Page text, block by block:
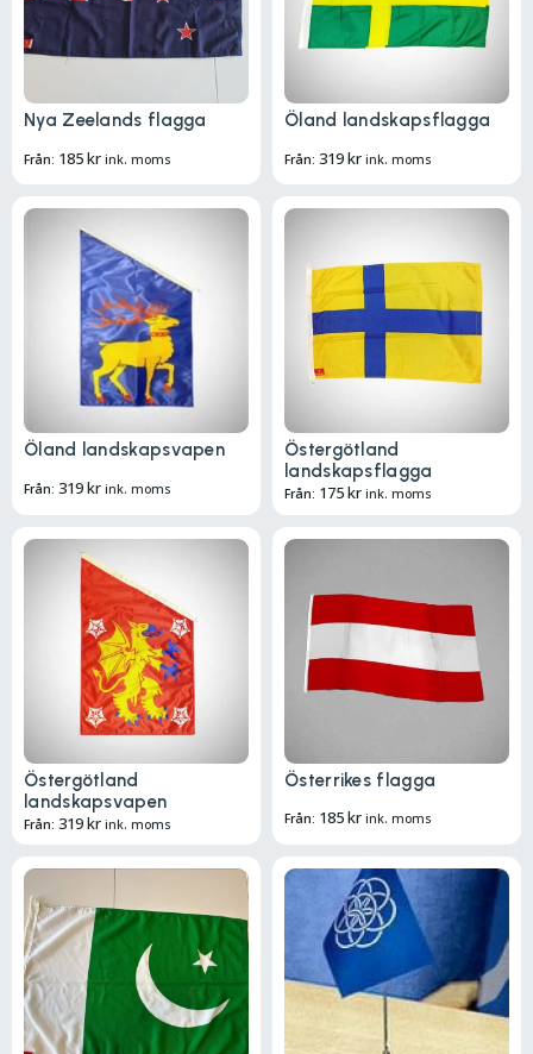
Nya Zeelands flagga
Från: 185kr ink. moms
Öland landskapsflagga
Från: 319kr ink. moms
Öland landskapsvapen
Från: 319kr ink. moms
Östergötland
landskapsflagga
Från: 175kr ink. moms
Östergötland
landskapsvapen
Från: 319kr ink. moms
Österrikes flagga
Från: 185kr ink. moms